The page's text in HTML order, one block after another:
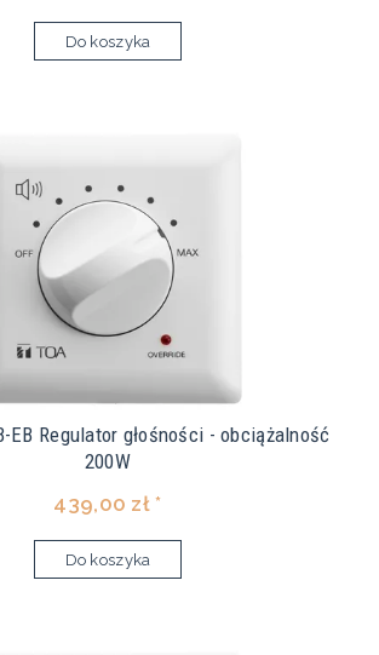
Do koszyka
EB Regulator głośności - obciążalność
200W
439,00 zł *
Do koszyka